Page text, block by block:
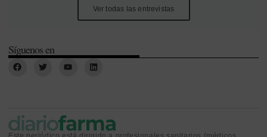
Ver todas las entrevistas
Síguenos en